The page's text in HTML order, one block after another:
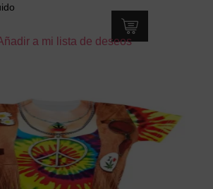
producto
opciones
se
pueden
elegir
a mi lista de deseos